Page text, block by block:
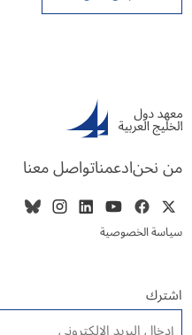
من نحنادعمناتواصل معنا
سياسة الخصوصية
اشترك
البريد الإلكتروني *